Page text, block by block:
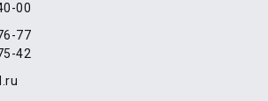
00
77
42